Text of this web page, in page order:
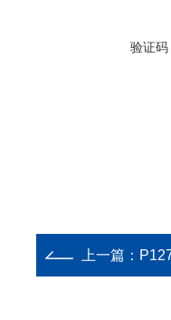
验证码
上一篇：